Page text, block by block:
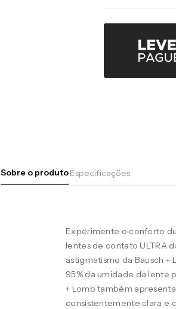
Sobre o produtoEspecificações
Experimente o conforto
lentes de contato ULTRA
astigmatismo da Bausch
95% da umidade da lente
+ Lomb também
consistentemente clara e